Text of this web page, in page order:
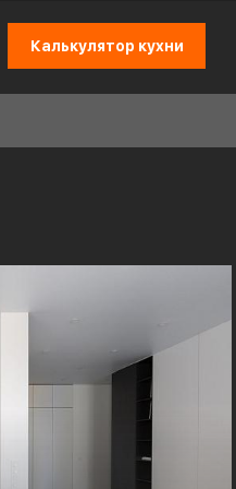
Калькулятор кухни